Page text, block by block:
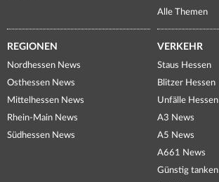
Alle Themen
REGIONEN
Nordhessen News
Osthessen News
Mittelhessen News
Rhein-Main News
Südhessen News
VERKEHR
Staus Hessen
Blitzer Hessen
Unfälle Hessen
A3 News
A5 News
A661 News
Günstig tanken